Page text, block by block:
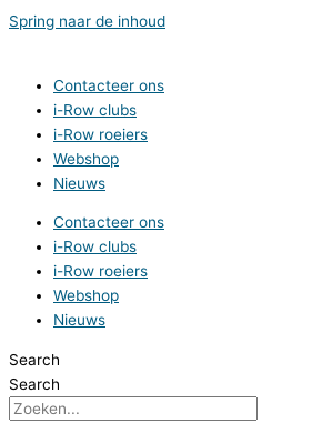
Spring naar de inhoud
Contacteer ons
i-Row clubs
i-Row roeiers
Webshop
Nieuws
Contacteer ons
i-Row clubs
i-Row roeiers
Webshop
Nieuws
Search
Search